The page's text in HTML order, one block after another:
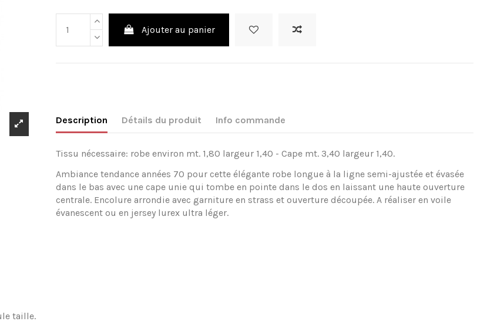
Ajouter au panier
Description Détails du produit Info commande
Tissu nécessaire: robe environ mt. 1,80 largeur 1,40 - Cape mt. 3,40 largeur 1,40.
Ambiance tendance années 70 pour cette élégante robe longue à la ligne semi-ajustée et évasée
dans le bas avec une cape unie qui tombe en pointe dans le dos en laissant une haute ouverture
centrale. Encolure arrondie avec garniture en strass et ouverture découpée. A réaliser en voile
évanescent ou en jersey lurex ultra léger.
taille.